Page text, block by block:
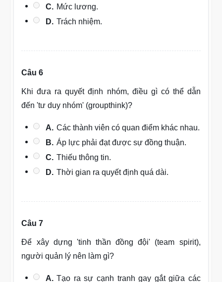
C. Mức lương.
D. Trách nhiệm.
Câu 6
Khi đưa ra quyết định nhóm, điều gì có thể dẫn
đến 'tư duy nhóm' (groupthink)?
A. Các thành viên có quan điểm khác nhau.
B. Áp lực phải đạt được sự đồng thuận.
C. Thiếu thông tin.
D. Thời gian ra quyết định quá dài.
Câu 7
Để xây dựng 'tinh thần đồng đội' (team spirit),
người quản lý nên làm gì?
A. Tạo ra sự cạnh tranh gay gắt giữa các